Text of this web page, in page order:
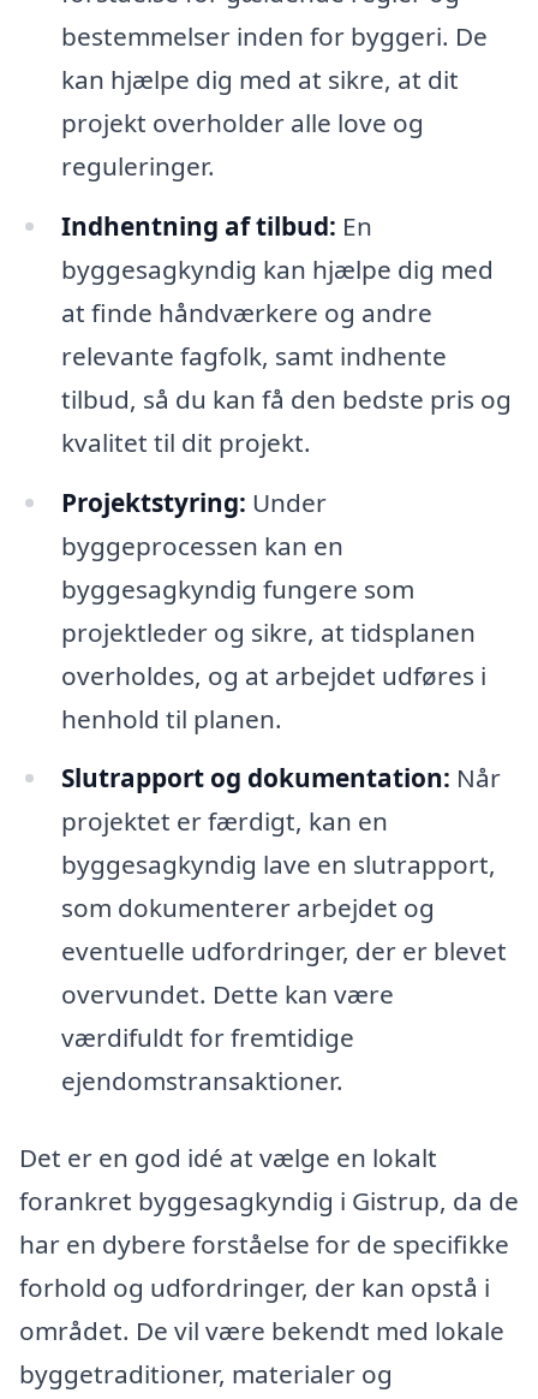
bestemmelser inden for byggeri. De
kan hjælpe dig med at sikre, at dit
projekt overholder alle love og
reguleringer.
Indhentning af tilbud: En
byggesagkyndig kan hjælpe dig med
at finde håndværkere og andre
relevante fagfolk, samt indhente
tilbud, så du kan få den bedste pris og
kvalitet til dit projekt.
Projektstyring: Under
byggeprocessen kan en
byggesagkyndig fungere som
projektleder og sikre, at tidsplanen
overholdes, og at arbejdet udføres i
henhold til planen.
Slutrapport og dokumentation: Når
projektet er færdigt, kan en
byggesagkyndig lave en slutrapport,
som dokumenterer arbejdet og
eventuelle udfordringer, der er blevet
overvundet. Dette kan være
værdifuldt for fremtidige
ejendomstransaktioner.
Det er en god idé at vælge en lokalt
forankret byggesagkyndig i Gistrup, da de
har en dybere forståelse for de specifikke
forhold og udfordringer, der kan opstå i
området. De vil være bekendt med lokale
byggetraditioner, materialer og